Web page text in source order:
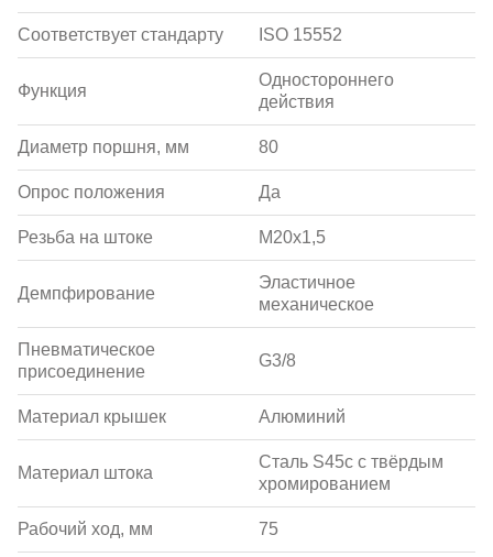
Соответствует стандарту ISO 15552
Функция
Одностороннего
действия
Диаметр поршня, мм 80
Опрос положения Да
Резьба на штоке M20x1,5
Демпфирование
Эластичное
механическое
Пневматическое
присоединение
G3/8
Материал крышек Алюминий
Материал штока
Сталь S45c с твёрдым
хромированием
Рабочий ход, мм 75